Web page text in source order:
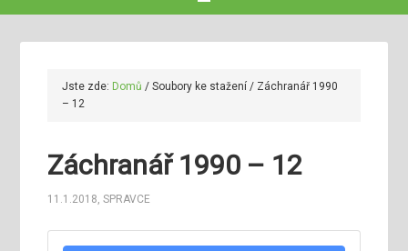
Jste zde: Domů / Soubory ke stažení/ Záchranář 1990
– 12
Záchranář 1990 – 12
11.1.2018,SPRAVCE